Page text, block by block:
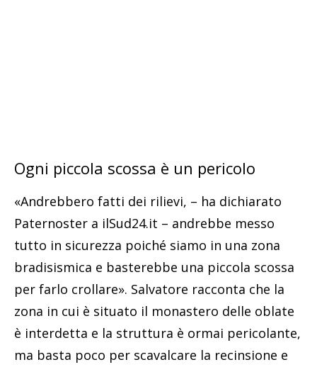
Ogni piccola scossa è un pericolo
«Andrebbero fatti dei rilievi, – ha dichiarato
Paternoster a ilSud24.it – andrebbe messo
tutto in sicurezza poiché siamo in una zona
bradisismica e basterebbe una piccola scossa
per farlo crollare». Salvatore racconta che la
zona in cui è situato il monastero delle oblate
è interdetta e la struttura è ormai pericolante,
ma basta poco per scavalcare la recinsione e